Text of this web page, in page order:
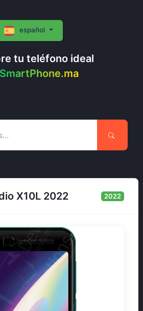
tu teléfono ideal
SmartPhone.ma
español
X10L 2022 2022